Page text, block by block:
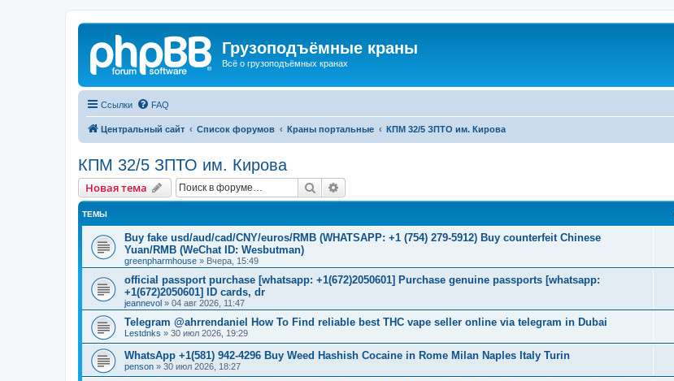
Грузоподъёмные краны
Всё о грузоподъёмных кранах
Ссылки FAQ
Центральный сайт Список форумов Краны портальные КПМ 32/5 ЗПТО им. Кирова
КПМ 32/5 ЗПТО им. Кирова
Новая тема Поиск
ТЕМЫ
Buy fake usd/aud/cad/CNY/euros/RMB (WHATSAPP: +1 (754) 279-5912) Buy counterfeit Chinese
Yuan/RMB (WeChat ID: Wesbutman)
greenpharmhouse » Вчера, 15:49
official passport purchase [whatsapp: +1(672)2050601] Purchase genuine passports [whatsapp:
+1(672)2050601] ID cards, dr
jeannevol » 04 авг 2026, 11:47
Telegram @ahrrendaniel How To Find reliable best THC vape seller online via telegram in Dubai
Lestdnks » 30 июл 2026, 19:29
WhatsApp +1(581) 942-4296 Buy Weed Hashish Cocaine in Rome Milan Naples Italy Turin
penson » 30 июл 2026, 18:27